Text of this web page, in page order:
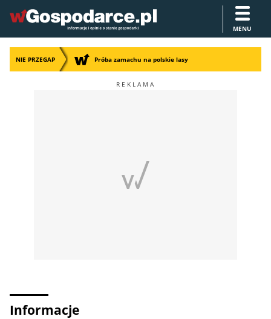
MENU
NIE PRZEGAP Próba zamachu na polskie lasy
Informacje